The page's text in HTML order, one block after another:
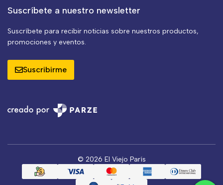
Suscríbete a nuestro newsletter
Suscríbete para recibir noticias sobre nuestros productos,
promociones y eventos.
Suscribirme
© 2026 El Viejo París